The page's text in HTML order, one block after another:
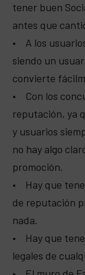
tener buen
antes que
• A los
siendo un
convierte
• Con los
reputación, ya
y usuarios
no hay algo
promoción.
• Hay que
de reputación
nada.
• Hay que
legales de